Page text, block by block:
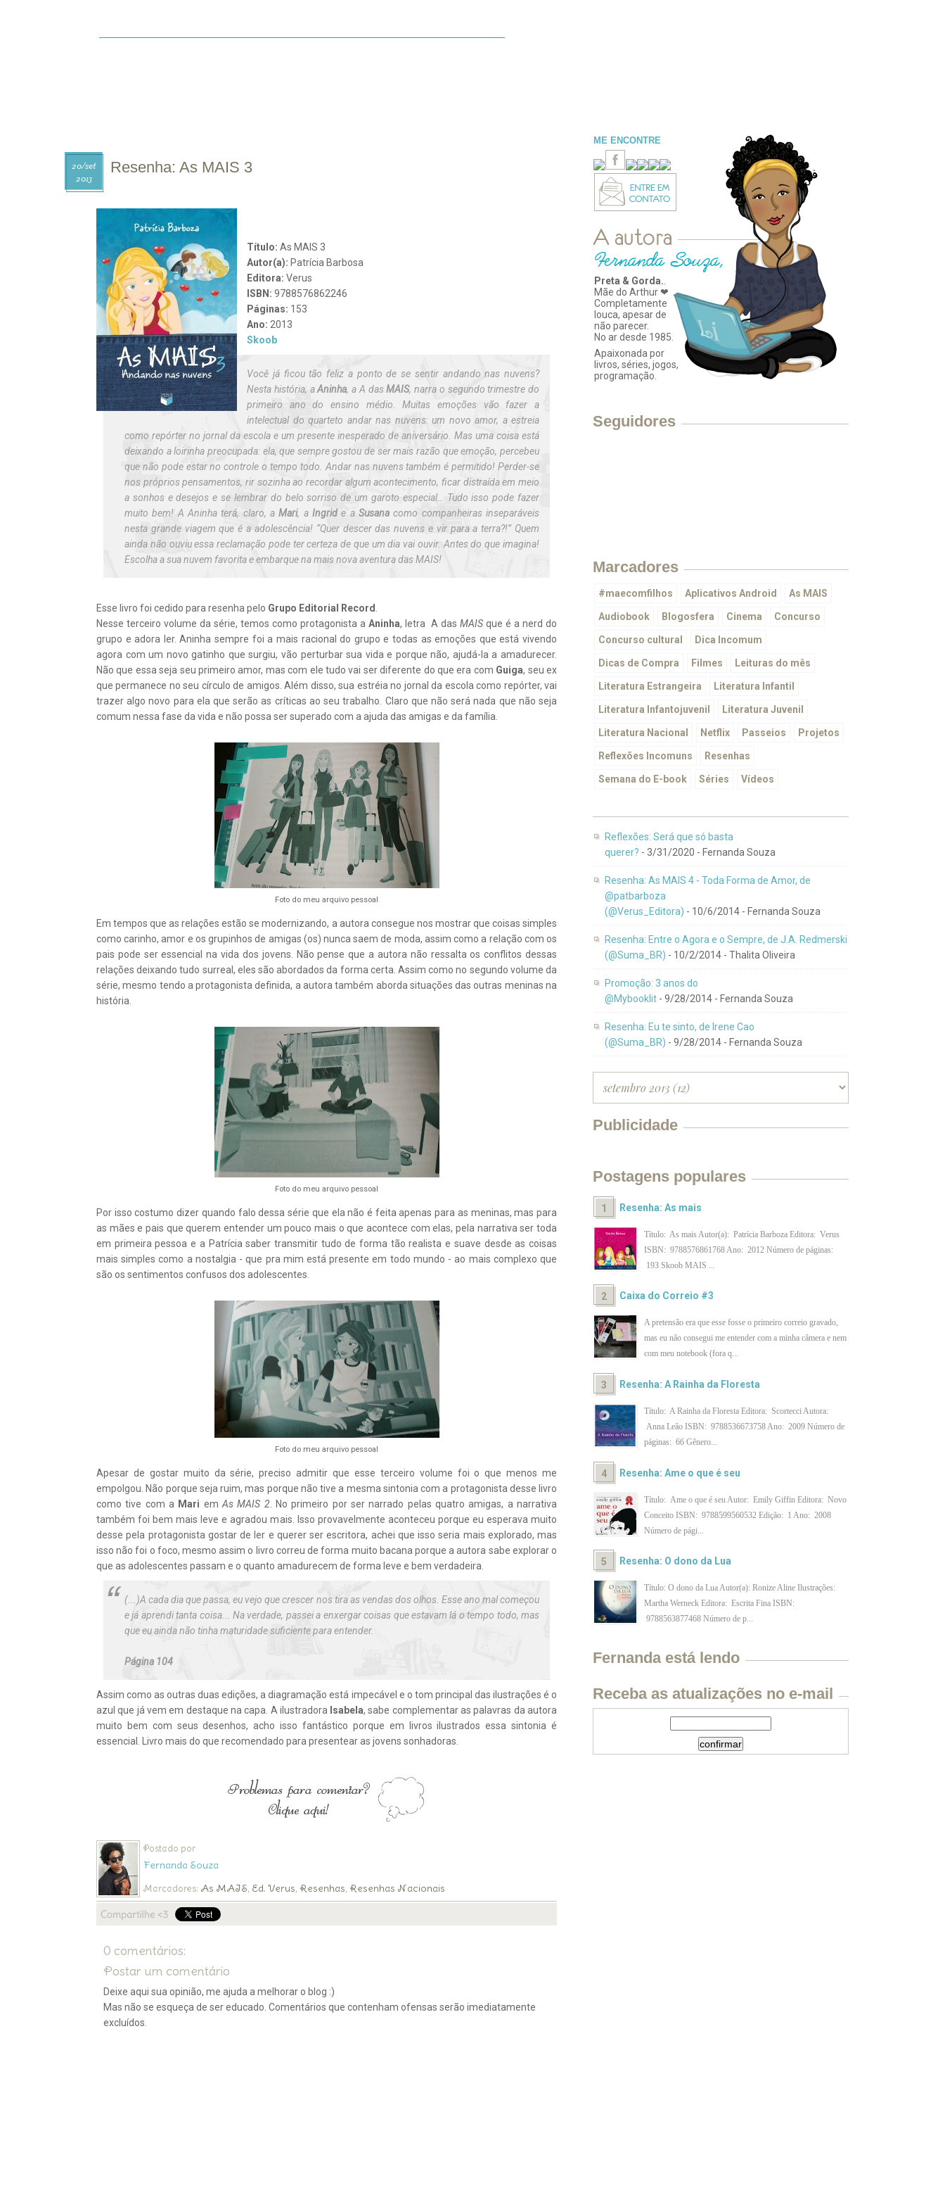
Resenha: As MAIS 3
20/set
2013
Título: As MAIS 3
Autor(a): Patrícia Barbosa
Editora: Verus
ISBN: 9788576862246
Páginas: 153
Ano: 2013
Skoob
Você já ficou tão feliz a ponto de se sentir andando nas nuvens?
Nesta história, aAninha, a A dasMAIS, narra o segundo trimestre do
primeiro ano do ensino médio. Muitas emoções vão fazer a
intelectual do quarteto andar nas nuvens: um novo amor, a estreia
como repórter no jornal da escola e um presente inesperado de aniversário. Mas uma coisa está
deixando a loirinha preocupada: ela, que sempre gostou de ser mais razão que emoção, percebeu
que não pode estar no controle o tempo todo. Andar nas nuvens também é permitido! Perder-se
nos próprios pensamentos, rir sozinha ao recordar algum acontecimento, ficar distraída em meio
a sonhos e desejos e se lembrar do belo sorriso de um garoto especial… Tudo isso pode fazer
muito bem! A Aninha terá, claro, aMari, aIngride aSusanacomo companheiras inseparáveis
nesta grande viagem que é a adolescência! “Quer descer das nuvens e vir para a terra?!” Quem
ainda não ouviu essa reclamação pode ter certeza de que um dia vai ouvir. Antes do que imagina!
Escolha a sua nuvem favorita e embarque na mais nova aventura das MAIS!
Esse livro foi cedido para resenha pelo Grupo Editorial Record
Nesse terceiro volume da série, temos como protagonista a Aninha, letra A das MAIS que é a nerd do
grupo e adora ler. Aninha sempre foi a mais racional do grupo e todas as emoções que está vivendo
agora com um novo gatinho que surgiu, vão perturbar sua vida e porque não, ajudá-la a amadurecer.
Não que essa seja seu primeiro amor, mas com ele tudo vai ser diferente do que era com Guiga, seu ex
que permanece no seu círculo de amigos. Além disso, sua estréia no jornal da escola como repórter, vai
trazer algo novo para ela que serão as críticas ao seu trabalho. Claro que não será nada que não seja
comum nessa fase da vida e não possa ser superado com a ajuda das amigas e da família.
Foto do meu arquivo pessoal
Em tempos que as relações estão se modernizando, a autora consegue nos mostrar que coisas simples
como carinho, amor e os grupinhos de amigas (os) nunca saem de moda, assim como a relação com os
pais pode ser essencial na vida dos jovens. Não pense que a autora não ressalta os conflitos dessas
relações deixando tudo surreal, eles são abordados da forma certa. Assim como no segundo volume da
série, mesmo tendo a protagonista definida, a autora também aborda situações das outras meninas na
história.
Foto do meu arquivo pessoal
Por isso costumo dizer quando falo dessa série que ela não é feita apenas para as meninas, mas para
as mães e pais que querem entender um pouco mais o que acontece com elas, pela narrativa ser toda
em primeira pessoa e a Patrícia saber transmitir tudo de forma tão realista e suave desde as coisas
mais simples como a nostalgia - que pra mim está presente em todo mundo - ao mais complexo que
são os sentimentos confusos dos adolescentes.
Foto do meu arquivo pessoal
Apesar de gostar muito da série, preciso admitir que esse terceiro volume foi o que menos me
empolgou. Não porque seja ruim, mas porque não tive a mesma sintonia com a protagonista desse livro
como tive com a Mari emAs MAIS 2. No primeiro por ser narrado pelas quatro amigas, a narrativa
também foi bem mais leve e agradou mais. Isso provavelmente aconteceu porque eu esperava muito
desse pela protagonista gostar de ler e querer ser escritora, achei que isso seria mais explorado, mas
isso não foi o foco, mesmo assim o livro correu de forma muito bacana porque a autora sabe explorar o
que as adolescentes passam e o quanto amadurecem de forma leve e bem verdadeira.
(...)A cada dia que passa, eu vejo que crescer nos tira as vendas dos olhos. Esse ano mal começou
e já aprendi tanta coisa... Na verdade, passei a enxergar coisas que estavam lá o tempo todo, mas
que eu ainda não tinha maturidade suficiente para entender.
Página 104
Assim como as outras duas edições, a diagramação está impecável e o tom principal das ilustrações é o
azul que já vem em destaque na capa. A ilustradora Isabela, sabe complementar as palavras da autora
muito bem com seus desenhos, acho isso fantástico porque em livros ilustrados essa sintonia é
essencial. Livro mais do que recomendado para presentear as jovens sonhadoras.
Postado por
Fernanda Souza
Marcadores: As MAIS, Ed. Verus, Resenhas, Resenhas Nacionais
0 comentários:
Postar um comentário
Deixe aqui sua opinião, me ajuda a melhorar o blog :)
Mas não se esqueça de ser educado. Comentários que contenham ofensas serão imediatamente
excluídos.
ME ENCONTRE
Preta & Gorda.
Mãe do Arthur ❤
Completamente
louca, apesar de
não parecer.
No ar desde 1985.
Apaixonada por
livros, séries, jogos,
programação.
Seguidores
Marcadores
#maecomfilhos Aplicativos Android As MAIS
Audiobook Blogosfera Cinema Concurso
Concurso cultural Dica Incomum
Dicas de Compra Filmes Leituras do mês
Literatura Estrangeira Literatura Infantil
Literatura Infantojuvenil Literatura Juvenil
Literatura Nacional Netflix Passeios Projetos
Reflexões Incomuns Resenhas
Semana do E-book Séries Vídeos
Reflexões: Será que só basta
querer? - 3/31/2020 - Fernanda Souza
Resenha: As MAIS 4 - Toda Forma de Amor, de
@patbarboza
(@Verus_Editora) - 10/6/2014 - Fernanda Souza
Resenha: Entre o Agora e o Sempre, de J.A. Redmerski
(@Suma_BR) - 10/2/2014 - Thalita Oliveira
Promoção: 3 anos do
@Mybooklit - 9/28/2014 - Fernanda Souza
Resenha: Eu te sinto, de Irene Cao
(@Suma_BR) - 9/28/2014 - Fernanda Souza
Publicidade
Postagens populares
Resenha: As mais
Título: As mais Autor(a): Patrícia Barboza Editora: Verus
ISBN: 9788576861768 Ano: 2012 Número de páginas:
193 Skoob MAIS ...
Caixa do Correio #3
A pretensão era que esse fosse o primeiro correio gravado,
mas eu não consegui me entender com a minha câmera e nem
com meu notebook (fora q...
Resenha: A Rainha da Floresta
Título: A Rainha da Floresta Editora: Scortecci Autora:
Anna Leão ISBN: 9788536673758 Ano: 2009 Número de
páginas: 66 Gênero...
Resenha: Ame o que é seu
Título: Ame o que é seu Autor: Emily Giffin Editora: Novo
Conceito ISBN: 9788599560532 Edição: 1 Ano: 2008
Número de pági...
Resenha: O dono da Lua
Título: O dono da Lua Autor(a): Ronize Aline Ilustrações:
Martha Werneck Editora: Escrita Fina ISBN:
9788563877468 Número de p...
Fernanda está lendo
Receba as atualizações no e-mail